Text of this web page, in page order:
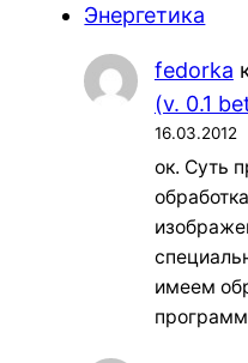
Энергетика
fedorka
(v. 0.1
16.03.2012
ок. Суть
имеем